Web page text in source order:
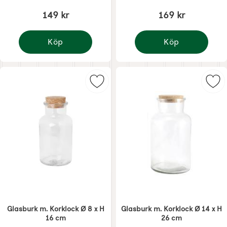
149 kr
Köp
Trådkorg Zink liten
169 kr
Köp
Trådkorg Zink stor
Glasburk m. Korklock Ø 8 x H
16 cm
Glasburk m. Korklock Ø 14 x H
26 cm